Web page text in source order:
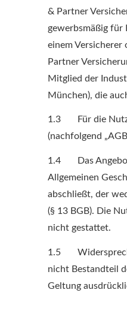
& Partner
gewerbsmäßig für
einem Versicherer
Partner
Mitglied der
München), die
1.3 Für die
(nachfolgend
1.4 Das Angebot
Allgemeinen
abschließt, der
(§ 13 BGB). Die
nicht gestattet.
1.5
nicht Bestandteil
Geltung